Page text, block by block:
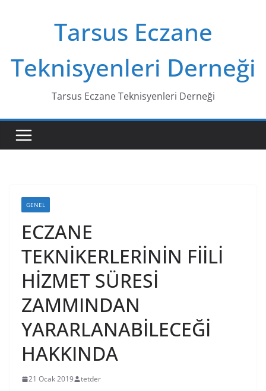
Tarsus Eczane
Teknisyenleri Derneği
Tarsus Eczane Teknisyenleri Derneği
GENEL
ECZANE
TEKNİKERLERİNİN FİİLİ
HİZMET SÜRESİ
ZAMMINDAN
YARARLANABİLECEĞİ
HAKKINDA
21 Ocak 2019 tetder